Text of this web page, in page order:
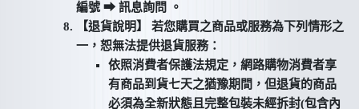
編號 ⮕ 訊息詢問 。
【退貨說明】 若您購買之商品或服務為下列情形之
一，恕無法提供退貨服務：
依照消費者保護法規定，網路購物消費者享
有商品到貨七天之猶豫期間，但退貨的商品
必須為全新狀態且完整包裝未經拆封(包含內